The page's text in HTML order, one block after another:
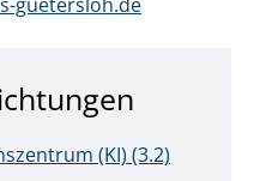
(KI) (3.2)